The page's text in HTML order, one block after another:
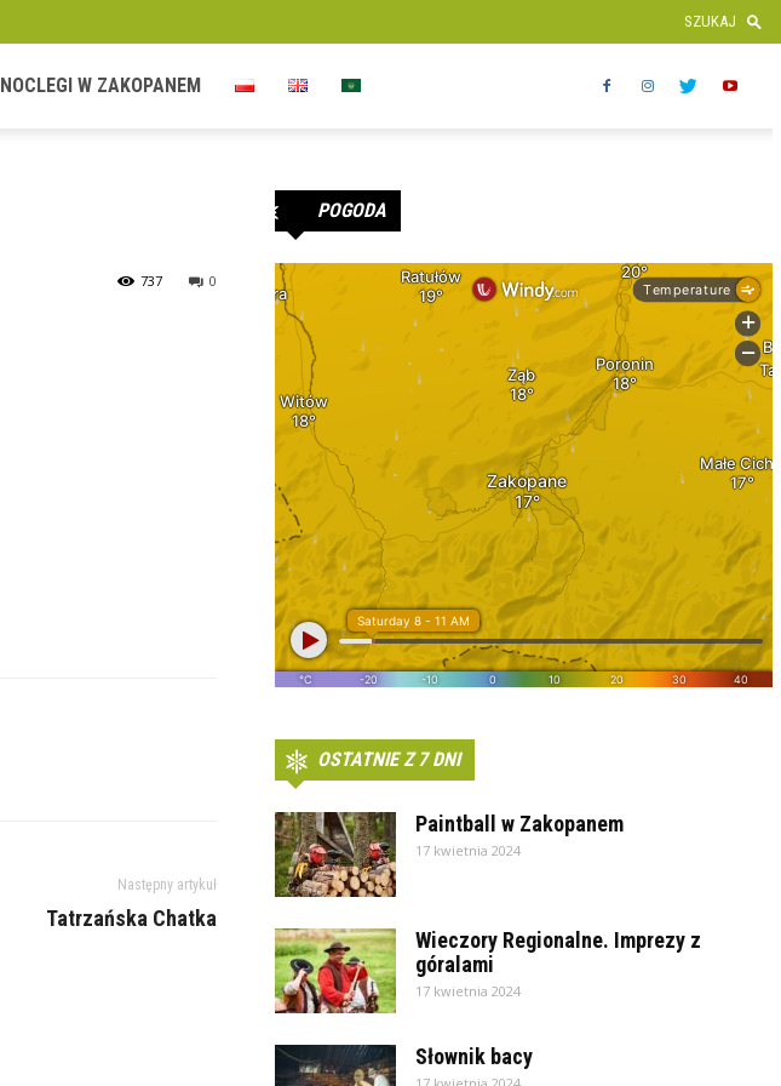
NOCLEGI W ZAKOPANEM
0
737
Następny artykuł
Tatrzańska Chatka
POGODA
OSTATNIE Z 7 DNI
Paintball w Zakopanem
17 kwietnia 2024
Wieczory Regionalne. Imprezy z
góralami
17 kwietnia 2024
Słownik bacy